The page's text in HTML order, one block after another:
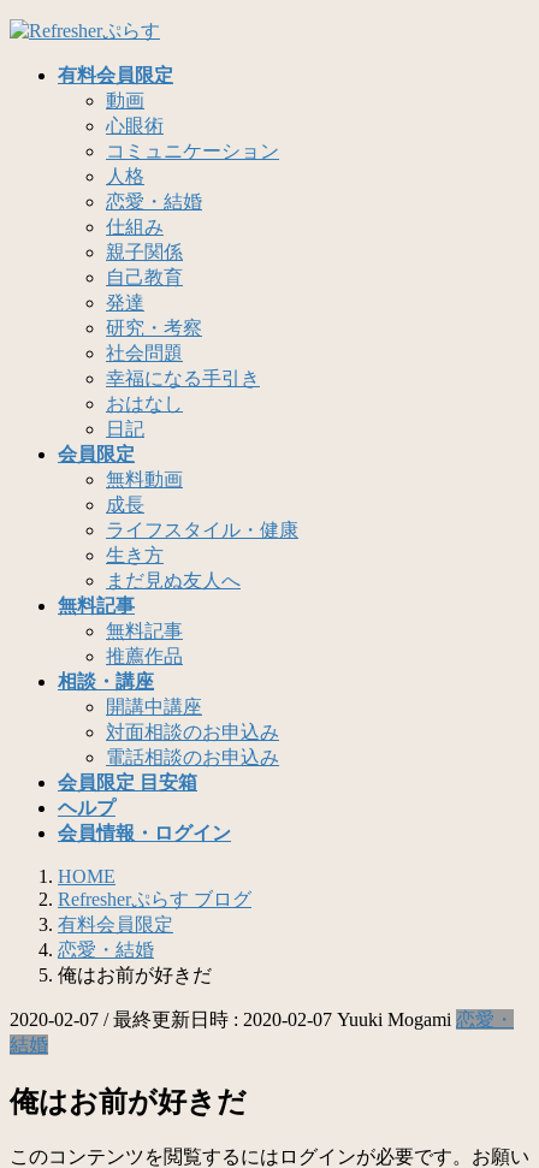
コ
ナ
有料会員限定
動画
心眼術
コミュニケーション
人格
恋愛・結婚
仕組み
親子関係
自己教育
発達
研究・考察
社会問題
幸福になる手引き
おはなし
日記
会員限定
無料動画
成長
ライフスタイル・健康
生き方
まだ見ぬ友人へ
無料記事
無料記事
推薦作品
相談・講座
開講中講座
対面相談のお申込み
電話相談のお申込み
会員限定 目安箱
ヘルプ
会員情報・ログイン
HOME
Refresherぷらす ブログ
有料会員限定
恋愛・結婚
俺はお前が好きだ
2020-02-07 / 最終更新日時 : 2020-02-07 Yuuki Mogami 恋愛・
結婚
俺はお前が好きだ
このコンテンツを閲覧するにはログインが必要です。お願い